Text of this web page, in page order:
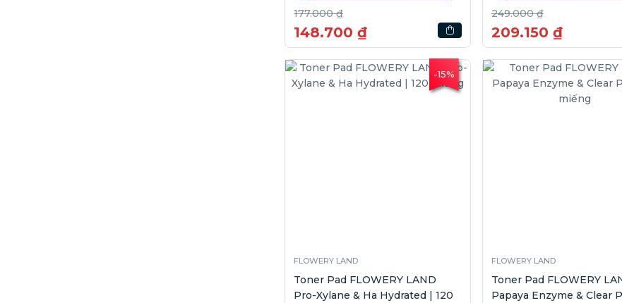
177.000 ₫
148.700 ₫
249.000 ₫
209.150 ₫
-15%
FLOWERY LAND
Toner Pad FLOWERY LAND
Pro-Xylane & Ha Hydrated | 120
FLOWERY LAND
Toner Pad FLOWERY
Papaya Enzyme & Clear